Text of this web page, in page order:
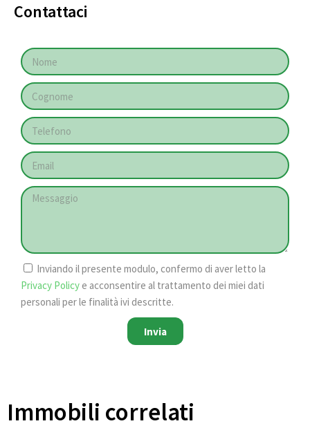
Contattaci
Inviando il presente modulo, confermo di aver letto la
Privacy Policy e acconsentire al trattamento dei miei dati
personali per le finalità ivi descritte.
Invia
Immobili correlati​